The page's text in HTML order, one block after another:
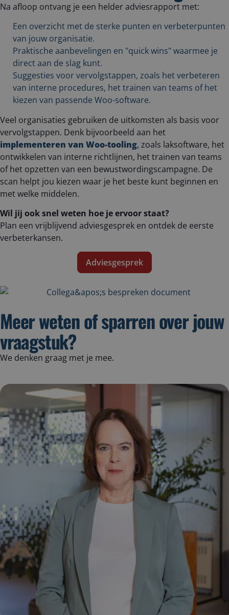
Na afloop ontvang je een helder adviesrapport met:
Een overzicht met de sterke punten en verbeterpunten
van jouw organisatie.
Praktische aanbevelingen en "quick wins" waarmee je
direct aan de slag kunt.
Suggesties voor vervolgstappen, zoals het verbeteren
van interne procedures, het trainen van teams of het
kiezen van passende Woo-software.
Veel organisaties gebruiken de uitkomsten als basis voor
vervolgstappen. Denk bijvoorbeeld aan het
implementeren van Woo-tooling, zoals laksoftware, het
ontwikkelen van interne richtlijnen, het trainen van teams
of het opzetten van een bewustwordingscampagne. De
scan helpt jou kiezen waar je het beste kunt beginnen en
met welke middelen.
Wil jij ook snel weten hoe je ervoor staat?
Plan een vrijblijvend adviesgesprek en ontdek de eerste
verbeterkansen.
Adviesgesprek
Meer weten of sparren over jouw
vraagstuk?
We denken graag met je mee.